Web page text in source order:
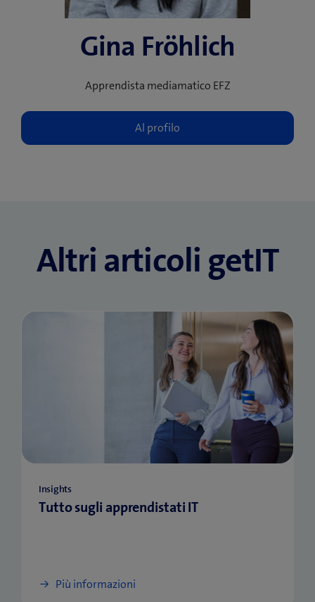
Gina Fröhlich
Apprendista mediamatico EFZ
Altri articoli getIT
Insights
Tutto sugli apprendistati IT
Più informazioni